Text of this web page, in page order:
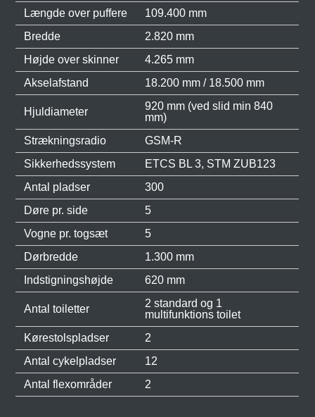
Længde over puffere
109.400 mm
Bredde
2.820 mm
Højde over skinner
4.265 mm
Akselafstand
18.200 mm / 18.500 mm
Hjuldiameter
920 mm (ved slid min 840
mm)
Strækningsradio
GSM-R
Sikkerhedssystem
ETCS BL 3, STM ZUB123
Antal pladser
300
Døre pr. side
5
Vogne pr. togsæt
5
Dørbredde
1.300 mm
Indstigningshøjde
620 mm
Antal toiletter
2 standard og 1
multifunktions toilet
Kørestolspladser
2
Antal cykelpladser
12
Antal flexområder
2